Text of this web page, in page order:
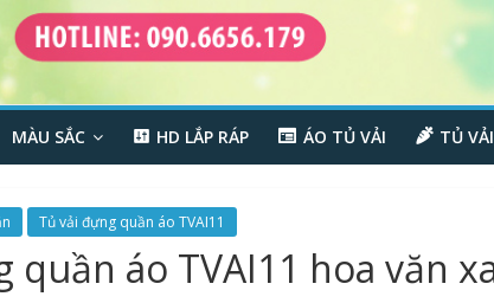
MÀU SẮC HD LẮP RÁP ÁO TỦ VẢI TỦ
Tủ vải đựng quần áo TVAI11
quần áo TVAI11 hoa văn